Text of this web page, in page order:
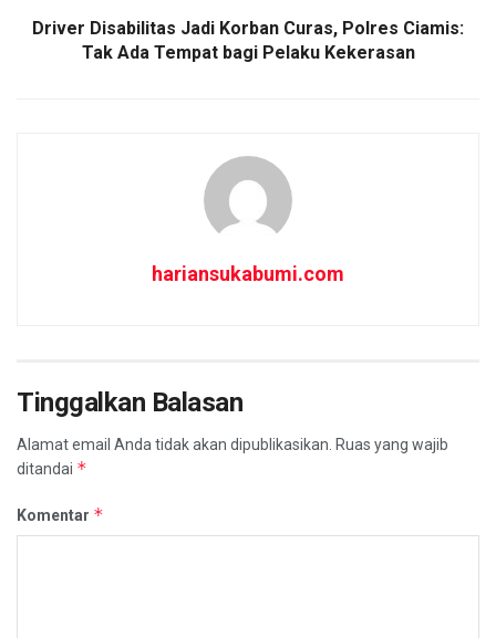
Driver Disabilitas Jadi Korban Curas, Polres Ciamis:
Tak Ada Tempat bagi Pelaku Kekerasan
hariansukabumi.com
Tinggalkan Balasan
Alamat email Anda tidak akan dipublikasikan. Ruas yang wajib
ditandai *
Komentar *